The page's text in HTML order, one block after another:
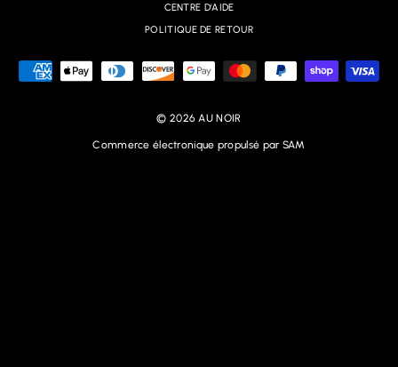
CENTRE D'AIDE
POLITIQUE DE RETOUR
© 2026 AU NOIR
Commerce électronique propulsé par SAM